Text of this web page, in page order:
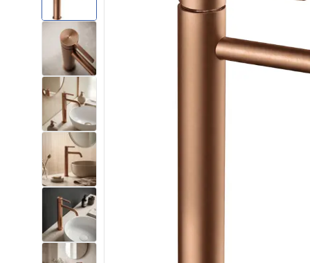
Линейни сифони
Комплект тоалетна чиния с
биде WC
Умивалници
Вани и Паравани
Смесители за баня